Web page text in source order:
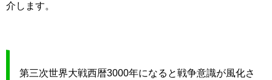
介します。
第三次世界大戦西暦3000年になると戦争意識が風化さ